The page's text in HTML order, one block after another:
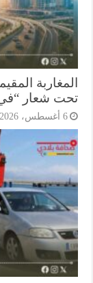
المقيمون
شعار “في خدمة